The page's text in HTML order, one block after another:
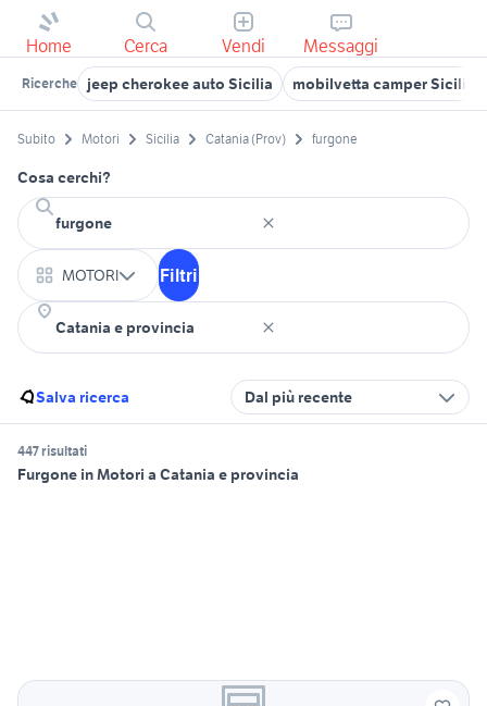
Home Cerca Vendi Messaggi
Ricerche jeep cherokee auto Sicilia mobilvetta camper Sicilia
Subito Motori Sicilia Catania (Prov) furgone
Cosa cerchi?
MOTORI Filtri
Salva ricerca Dal più recente
447 risultati
Furgone in Motori a Catania e provincia